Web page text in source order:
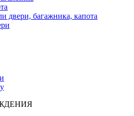
двери, багажника, капота